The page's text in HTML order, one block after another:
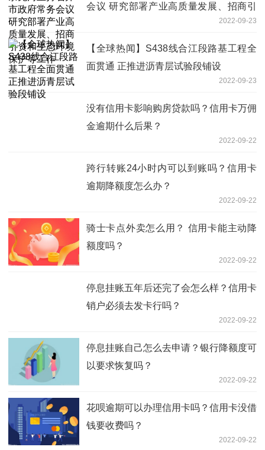
会议 研究部署产业高质量发展、招商引
2022-09-23
【全球热闻】S438线合江段路基工程全
面贯通 正推进沥青层试验段铺设
2022-09-23
没有信用卡影响购房贷款吗？信用卡万佣
金逾期什么后果？
2022-09-22
跨行转账24小时内可以到账吗？信用卡
逾期降额度怎么办？
2022-09-22
骑士卡点外卖怎么用？ 信用卡能主动降
额度吗？
2022-09-22
停息挂账五年后还完了会怎么样？信用卡
销户必须去发卡行吗？
2022-09-22
停息挂账自己怎么去申请？银行降额度可
以要求恢复吗？
2022-09-22
花呗逾期可以办理信用卡吗？信用卡没借
钱要收费吗？
2022-09-22